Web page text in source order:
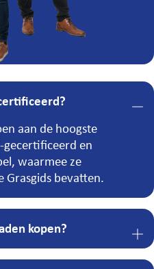
aan de hoogste
gecertificeerd en
waarmee ze
Grasgids bevatten.
kopen?